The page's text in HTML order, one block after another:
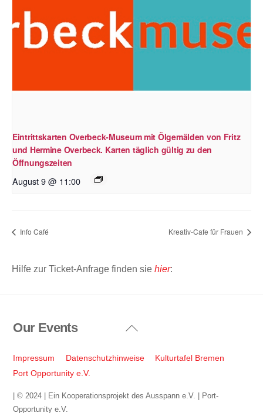
Eintrittskarten Overbeck-Museum mit Ölgemälden von Fritz
und Hermine Overbeck. Karten täglich gültig zu den
Öffnungszeiten
August 9 @ 11:00
Info Café Kreativ-Cafe für Frauen
Hilfe zur Ticket-Anfrage finden sie hier:
Back
Top
Our Events
Impressum Datenschutzhinweise
Kulturtafel Bremen
Port Opportunity e.V.
| © 2024 | Ein Kooperationsprojekt des Ausspann e.V. | Port-
Opportunity e.V.